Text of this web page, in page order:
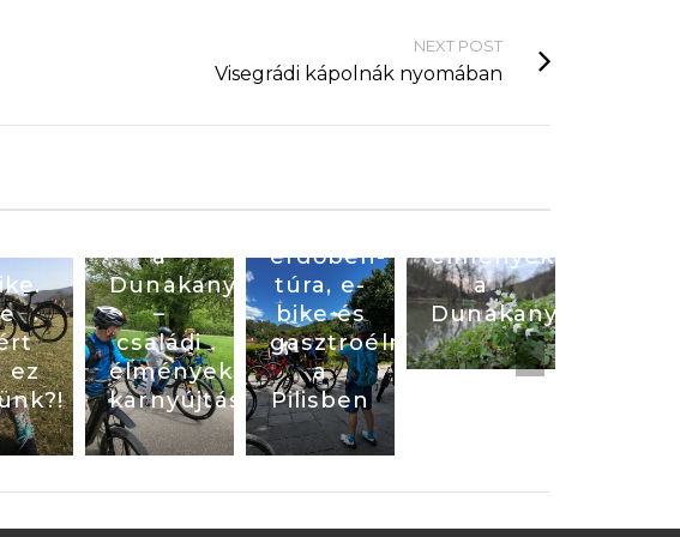
NEXT POST
Visegrádi kápolnák nyomában
ez
a
Dunakanyarban
–
családi
élmények
karnyújtásnyira
erdőben-
túra, e-
bike és
gasztroélmény
a
Pilisben
élmények
a
Dunakanyarban